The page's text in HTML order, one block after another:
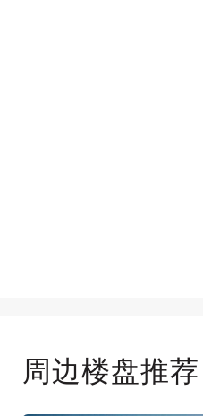
周边楼盘推荐